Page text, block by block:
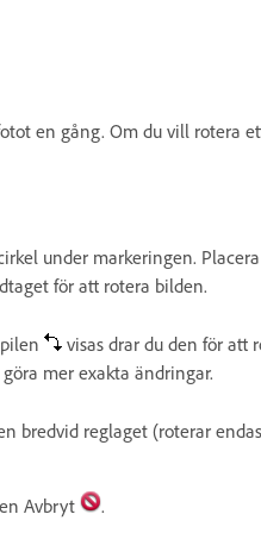
en gång. Om du vill rotera
under markeringen.
för att rotera bilden.
visas drar du den för att
mer exakta ändringar.
bredvid reglaget (roterar
Avbryt .